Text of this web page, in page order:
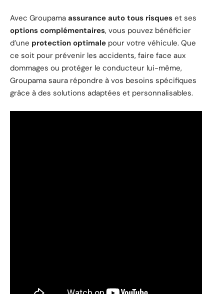
Avec Groupama assurance auto tous risques et ses
options complémentaires, vous pouvez bénéficier
d’une protection optimale pour votre véhicule. Que
ce soit pour prévenir les accidents, faire face aux
dommages ou protéger le conducteur lui-même,
Groupama saura répondre à vos besoins spécifiques
grâce à des solutions adaptées et personnalisables.